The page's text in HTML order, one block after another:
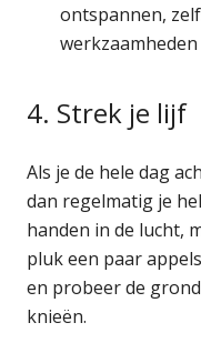
ontspannen,
4. Strek je lijf
Als je de hele dag
dan regelmatig je
handen in de lucht,
pluk een paar appels
en probeer de
knieën.